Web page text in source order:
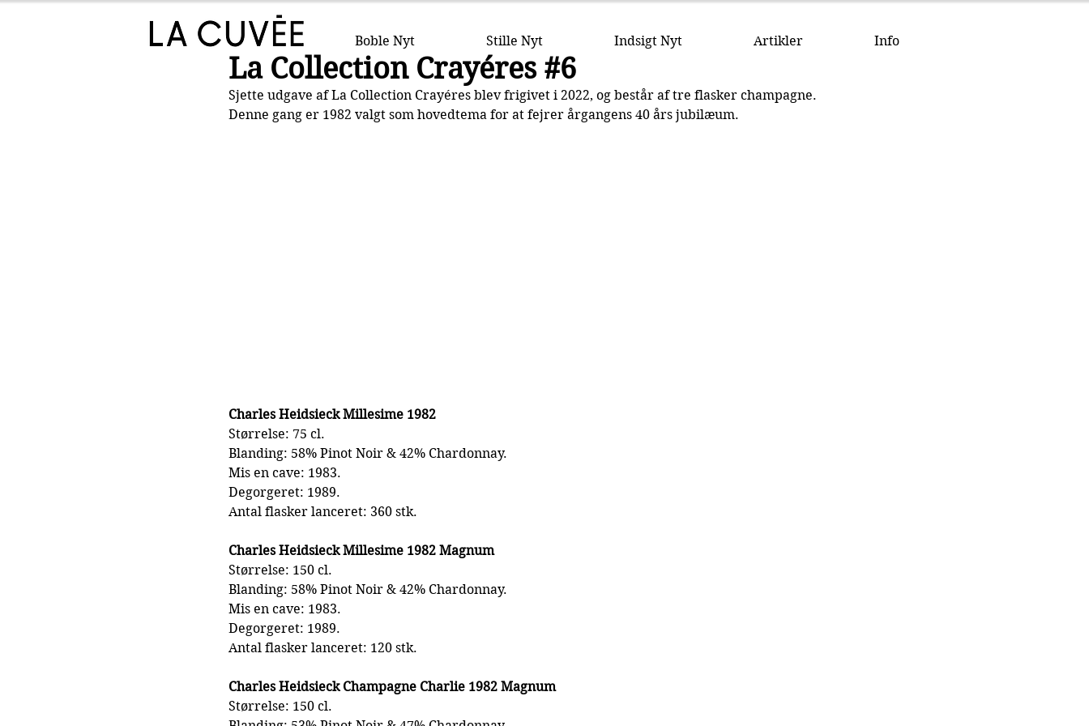
Boble Nyt Stille Nyt Indsigt Nyt Artikler Info
La Collection Crayéres #6
Sjette udgave af La Collection Crayéres blev frigivet i 2022, og består af tre flasker champagne.
Denne gang er 1982 valgt som hovedtema for at fejrer årgangens 40 års jubilæum.
Charles Heidsieck Millesime 1982
Størrelse: 75 cl.
Blanding: 58% Pinot Noir & 42% Chardonnay.
Mis en cave: 1983.
Degorgeret: 1989.
Antal flasker lanceret: 360 stk.
Charles Heidsieck Millesime 1982 Magnum
Størrelse: 150 cl.
Blanding: 58% Pinot Noir & 42% Chardonnay.
Mis en cave: 1983.
Degorgeret: 1989.
Antal flasker lanceret: 120 stk.
Charles Heidsieck Champagne Charlie 1982 Magnum
Størrelse: 150 cl.